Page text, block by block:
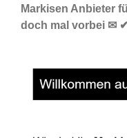
Markisen Anbieter
doch mal vorbei ✉